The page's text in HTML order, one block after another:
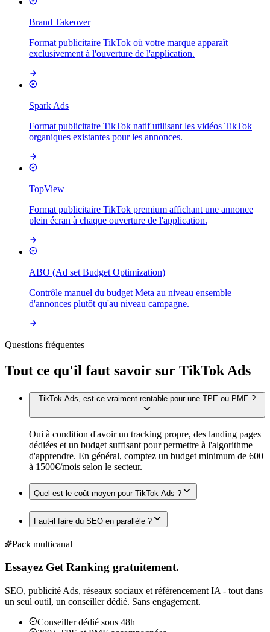
Brand Takeover
Format publicitaire TikTok où votre marque apparaît
exclusivement à l'ouverture de l'application.
Spark Ads
Format publicitaire TikTok natif utilisant les vidéos TikTok
organiques existantes pour les annonces.
TopView
Format publicitaire TikTok premium affichant une annonce
plein écran à chaque ouverture de l'application.
ABO (Ad set Budget Optimization)
Contrôle manuel du budget Meta au niveau ensemble
d'annonces plutôt qu'au niveau campagne.
Questions fréquentes
Tout ce qu'il faut savoir sur TikTok Ads
TikTok Ads, est-ce vraiment rentable pour une TPE ou PME ?
Oui à condition d'avoir un tracking propre, des landing pages
dédiées et un budget suffisant pour permettre à l'algorithme
d'apprendre. En général, comptez un budget minimum de 600
à 1500€/mois selon le secteur.
Quel est le coût moyen pour TikTok Ads ?
Faut-il faire du SEO en parallèle ?
Pack multicanal
Essayez Get Ranking gratuitement.
SEO, publicité Ads, réseaux sociaux et référencement IA - tout dans
un seul outil, un conseiller dédié. Sans engagement.
Conseiller dédié sous 48h